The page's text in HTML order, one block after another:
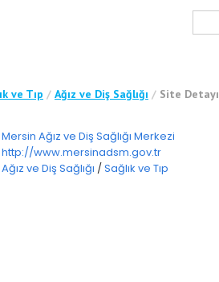
ve Tıp / Ağız ve Diş Sağlığı / Site Detayı
Mersin Ağız ve Diş Sağlığı Merkezi
http://www.mersinadsm.gov.tr
Ağız ve Diş Sağlığı /Sağlık ve Tıp